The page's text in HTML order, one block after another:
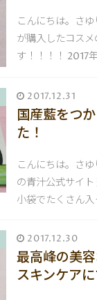
こんにちは。さ
が購入したコス
す！！！！ 2017
2017.12.31
国産藍をつ
た！
こんにちは。さ
の青汁公式サイ
小袋でたくさん
2017.12.30
最高峰の美
スキンケア